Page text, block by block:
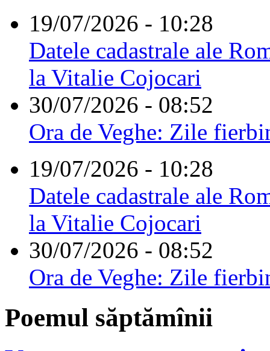
19/07/2026 - 10:28
Datele cadastrale ale
la Vitalie Cojocari
30/07/2026 - 08:52
Ora de Veghe: Zile
19/07/2026 - 10:28
Datele cadastrale ale
la Vitalie Cojocari
30/07/2026 - 08:52
Ora de Veghe: Zile
Poemul săptămînii